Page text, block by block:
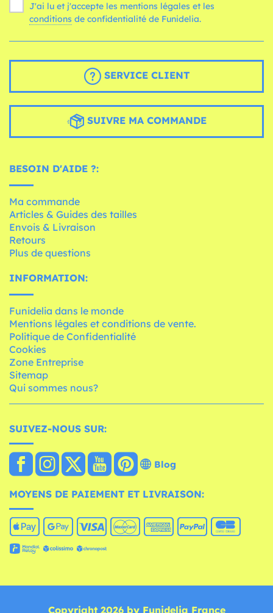
J'ai lu et j'accepte les mentions légales et les
conditions de confidentialité de Funidelia.
SERVICE CLIENT
SUIVRE MA COMMANDE
BESOIN D'AIDE ?:
Ma commande
Articles & Guides des tailles
Envois & Livraison
Retours
Plus de questions
INFORMATION:
Funidelia dans le monde
Mentions légales et conditions de vente.
Politique de Confidentialité
Cookies
Zone Entreprise
Sitemap
Qui sommes nous?
SUIVEZ-NOUS SUR:
Blog
MOYENS DE PAIEMENT ET LIVRAISON:
Copyright 2026 by Funidelia France